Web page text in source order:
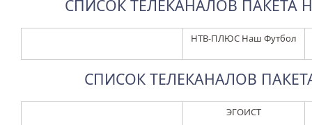
СПИСОК ТЕЛЕКАНАЛОВ ПАКЕТА
НТВ-ПЛЮС Наш Футбол
СПИСОК ТЕЛЕКАНАЛОВ
ЭГОИСТ